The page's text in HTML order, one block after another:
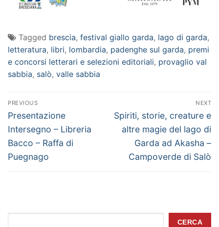
Tagged brescia, festival giallo garda, lago di garda,
letteratura, libri, lombardia, padenghe sul garda, premi
e concorsi letterari e selezioni editoriali, provaglio val
sabbia, salò, valle sabbia
Navigazione
articoli
PREVIOUS
Previous
post:
Presentazione
Intersegno – Libreria
Bacco – Raffa di
Puegnago
NEXT
Next
post:
Spiriti, storie, creature e
altre magie del lago di
Garda ad Akasha –
Campoverde di Salò
CERCA